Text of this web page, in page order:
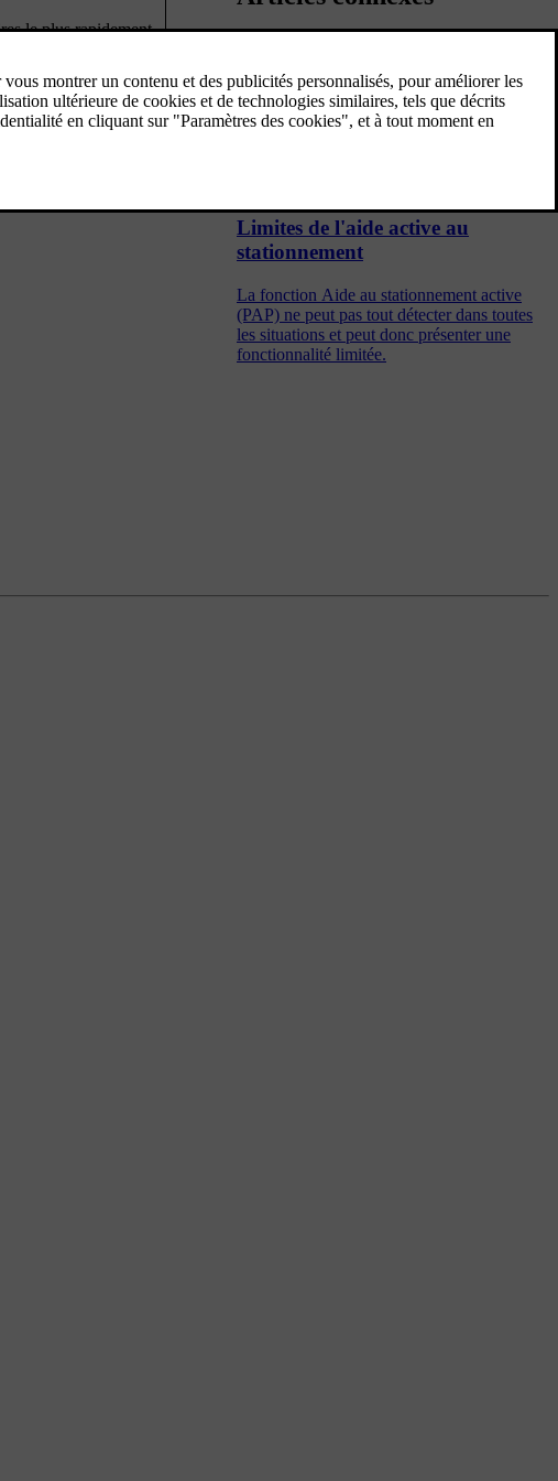
le plus rapidement
L'aide au stationnement active (PAP) peut
aider le conducteur à guider la voiture lors
Limites de l'aide active au
stationnement
La fonction Aide au stationnement active
(PAP) ne peut pas tout détecter dans toutes
les situations et peut donc présenter une
fonctionnalité limitée.